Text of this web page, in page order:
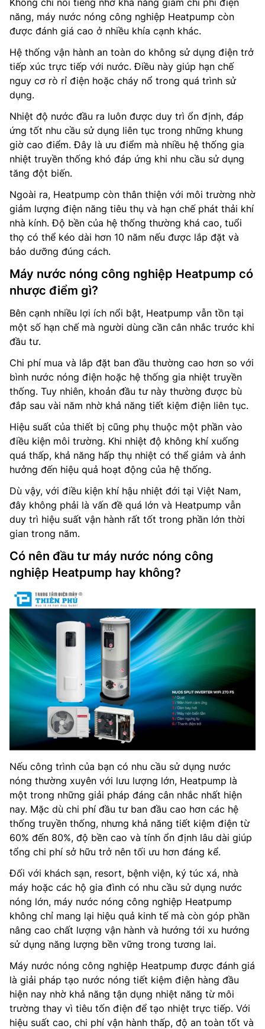
năng, máy nước nóng công nghiệp Heatpump còn
được đánh giá cao ở nhiều khía cạnh khác.
Hệ thống vận hành an toàn do không sử dụng điện trở
tiếp xúc trực tiếp với nước. Điều này giúp hạn chế
nguy cơ rò rỉ điện hoặc cháy nổ trong quá trình sử
dụng.
Nhiệt độ nước đầu ra luôn được duy trì ổn định, đáp
ứng tốt nhu cầu sử dụng liên tục trong những khung
giờ cao điểm. Đây là ưu điểm mà nhiều hệ thống gia
nhiệt truyền thống khó đáp ứng khi nhu cầu sử dụng
tăng đột biến.
Ngoài ra, Heatpump còn thân thiện với môi trường nhờ
giảm lượng điện năng tiêu thụ và hạn chế phát thải khí
nhà kính. Độ bền của hệ thống thường khá cao, tuổi
thọ có thể kéo dài hơn 10 năm nếu được lắp đặt và
bảo dưỡng đúng cách.
Máy nước nóng công nghiệp Heatpump có
nhược điểm gì?
Bên cạnh nhiều lợi ích nổi bật, Heatpump vẫn tồn tại
một số hạn chế mà người dùng cần cân nhắc trước khi
đầu tư.
Chi phí mua và lắp đặt ban đầu thường cao hơn so với
bình nước nóng điện hoặc hệ thống gia nhiệt truyền
thống. Tuy nhiên, khoản đầu tư này thường được bù
đắp sau vài năm nhờ khả năng tiết kiệm điện liên tục.
Hiệu suất của thiết bị cũng phụ thuộc một phần vào
điều kiện môi trường. Khi nhiệt độ không khí xuống
quá thấp, khả năng hấp thụ nhiệt có thể giảm và ảnh
hưởng đến hiệu quả hoạt động của hệ thống.
Dù vậy, với điều kiện khí hậu nhiệt đới tại Việt Nam,
đây không phải là vấn đề quá lớn và Heatpump vẫn
duy trì hiệu suất vận hành rất tốt trong phần lớn thời
gian trong năm.
Có nên đầu tư máy nước nóng công
nghiệp Heatpump hay không?
Nếu công trình của bạn có nhu cầu sử dụng nước
nóng thường xuyên với lưu lượng lớn, Heatpump là
một trong những giải pháp đáng cân nhắc nhất hiện
nay. Mặc dù chi phí đầu tư ban đầu cao hơn các hệ
thống truyền thống, nhưng khả năng tiết kiệm điện từ
60% đến 80%, độ bền cao và tính ổn định lâu dài giúp
tổng chi phí sở hữu trở nên tối ưu hơn đáng kể.
Đối với khách sạn, resort, bệnh viện, ký túc xá, nhà
máy hoặc các hộ gia đình có nhu cầu sử dụng nước
nóng lớn, máy nước nóng công nghiệp Heatpump
không chỉ mang lại hiệu quả kinh tế mà còn góp phần
nâng cao chất lượng vận hành và hướng tới xu hướng
sử dụng năng lượng bền vững trong tương lai.
Máy nước nóng công nghiệp Heatpump được đánh giá
là giải pháp tạo nước nóng tiết kiệm điện hàng đầu
hiện nay nhờ khả năng tận dụng nhiệt năng từ môi
trường thay vì tiêu tốn điện để tạo nhiệt trực tiếp. Với
hiệu suất cao, chi phí vận hành thấp, độ an toàn tốt và